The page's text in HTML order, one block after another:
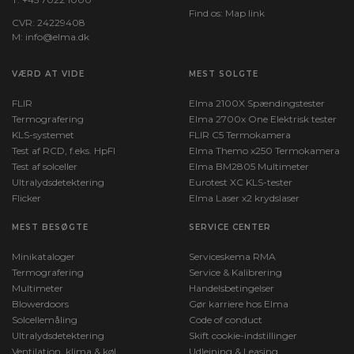
CVR: 24229408
M: info@elma.dk
Find os: Map link
VÆRD AT VIDE
FLIR
Termografering
KLS-systemet
Test af RCD, f.eks. HpFI
Test af solceller
Ultralydsdetektering
Flicker
MEST SOLGTE
Elma 2100X Spændingstester
Elma 2700x One Elektrisk tester
FLIR C5 Termokamera
Elma Themo x250 Termokamera
Elma BM2805 Multimeter
Eurotest XC KLS-tester
Elma Laser x2 krydslaser
MEST BESØGTE
Minikataloger
Termografering
Multimeter
Blowerdoors
Solcellemåling
Ultralydsdetektering
Ventilation, klima & køl
SERVICE CENTER
Serviceskema RMA
Service & Kalibrering
Handelsbetingelser
Gør karriere hos Elma
Code of conduct
Skift cookie-indstillinger
Udlejning & Leasing